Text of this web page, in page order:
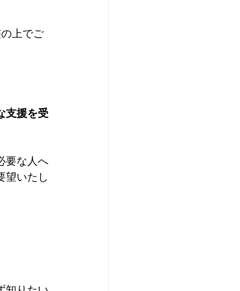
上でご
支援を受
要な人へ
望いたし